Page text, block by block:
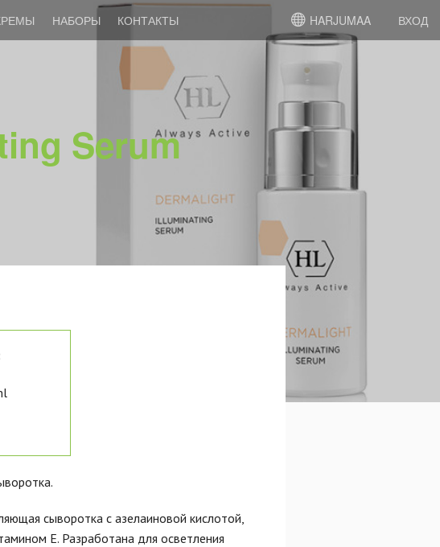
НАБОРЫ КОНТАКТЫ HARJUMAA ВХОД
Serum
сыворотка с азелаиновой кислотой,
Е. Разработана для осветления